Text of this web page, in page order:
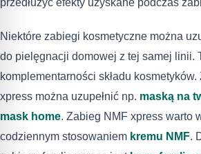
Niektóre zabiegi kosmetyczne można
do pielęgnacji domowej z tej samej linii.
komplementarności składu
xpress można uzupełnić np. maską na
mask home. Zabieg NMF xpress warto
codziennym stosowaniem kremu NMF.